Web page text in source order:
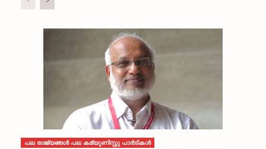
പല രാജ്യങ്ങള്‍ പല കമ്യൂണിസ്റ്റു പാര്‍ടികള്‍